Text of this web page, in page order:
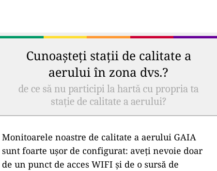
Cunoașteți stații de calitate a
aerului în zona dvs.?
de ce să nu participi la hartă cu propria ta
stație de calitate a aerului?
Monitoarele noastre de calitate a aerului GAIA
sunt foarte ușor de configurat: aveți nevoie doar
de un punct de acces WIFI și de o sursă de